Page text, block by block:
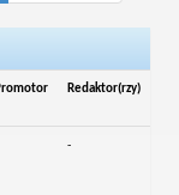
Redaktor(rzy)
-